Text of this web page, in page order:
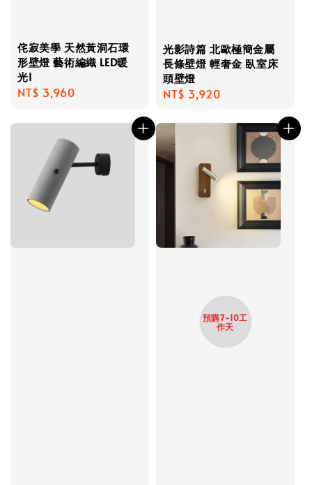
侘寂美學 天然黃洞石環
形壁燈 藝術編織 LED暖
光I
Regular
NT$ 3,960
光影詩篇 北歐極簡金屬
長條壁燈 輕奢金 臥室床
頭壁燈
Regular
NT$ 3,920
預購7-10工
作天